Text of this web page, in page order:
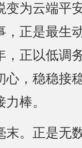
为云端平
，正是最生
，正以低调
心，稳稳接
棒。
。正是无